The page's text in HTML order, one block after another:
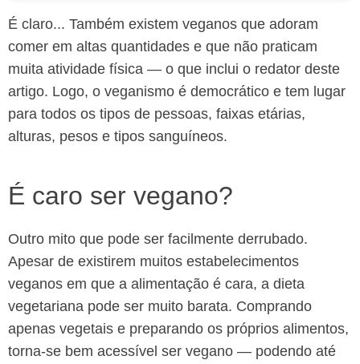
É claro... Também existem veganos que adoram
comer em altas quantidades e que não praticam
muita atividade física — o que inclui o redator deste
artigo. Logo, o veganismo é democrático e tem lugar
para todos os tipos de pessoas, faixas etárias,
alturas, pesos e tipos sanguíneos.
É caro ser vegano?
Outro mito que pode ser facilmente derrubado.
Apesar de existirem muitos estabelecimentos
veganos em que a alimentação é cara, a dieta
vegetariana pode ser muito barata. Comprando
apenas vegetais e preparando os próprios alimentos,
torna-se bem acessível ser vegano — podendo até